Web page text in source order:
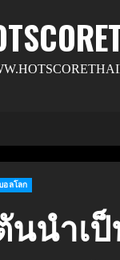
อลโลก
นนําเ